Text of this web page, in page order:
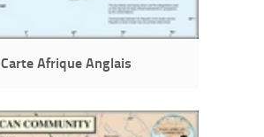
Carte Afrique Anglais